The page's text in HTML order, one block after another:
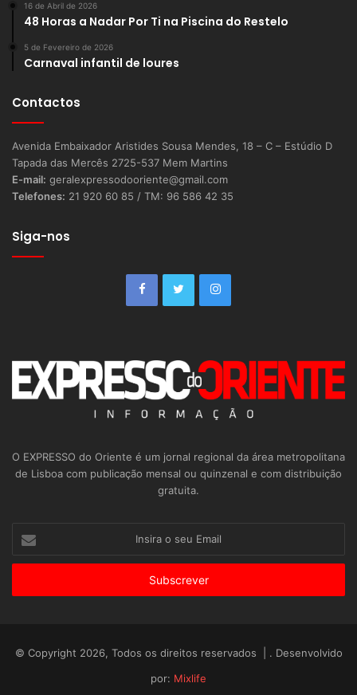
16 de Abril de 2026
48 Horas a Nadar Por Ti na Piscina do Restelo
5 de Fevereiro de 2026
Carnaval infantil de loures
Contactos
Avenida Embaixador Aristides Sousa Mendes, 18 – C – Estúdio D
Tapada das Mercês 2725-537 Mem Martins
E-mail: geralexpressodooriente@gmail.com
Telefones: 21 920 60 85 / TM: 96 586 42 35
Siga-nos
O EXPRESSO do Oriente é um jornal regional da área metropolitana
de Lisboa com publicação mensal ou quinzenal e com distribuição
gratuita.
seu
© Copyright 2026, Todos os direitos reservados | . Desenvolvido
por: Mixlife